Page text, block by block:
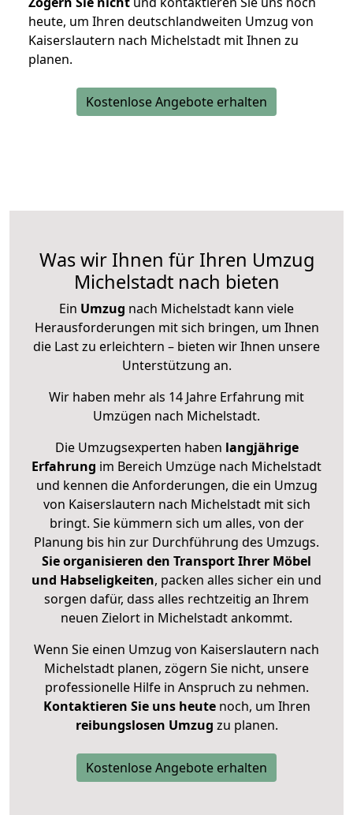
heute, um Ihren deutschlandweiten Umzug von
Kaiserslautern nach Michelstadt mit Ihnen zu
planen.
Kostenlose Angebote erhalten
Was wir Ihnen für Ihren Umzug
Michelstadt nach bieten
Ein Umzug nach Michelstadt kann viele
Herausforderungen mit sich bringen, um Ihnen
die Last zu erleichtern – bieten wir Ihnen unsere
Unterstützung an.
Wir haben mehr als 14 Jahre Erfahrung mit
Umzügen nach Michelstadt.
Die Umzugsexperten haben langjährige
Erfahrung im Bereich Umzüge nach Michelstadt
und kennen die Anforderungen, die ein Umzug
von Kaiserslautern nach Michelstadt mit sich
bringt. Sie kümmern sich um alles, von der
Planung bis hin zur Durchführung des Umzugs.
Sie organisieren den Transport Ihrer Möbel
und Habseligkeiten, packen alles sicher ein und
sorgen dafür, dass alles rechtzeitig an Ihrem
neuen Zielort in Michelstadt ankommt.
Wenn Sie einen Umzug von Kaiserslautern nach
Michelstadt planen, zögern Sie nicht, unsere
professionelle Hilfe in Anspruch zu nehmen.
Kontaktieren Sie uns heutenoch, um Ihren
reibungslosen Umzug zu planen.
Kostenlose Angebote erhalten